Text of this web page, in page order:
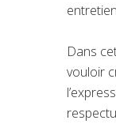
Dans
vouloir